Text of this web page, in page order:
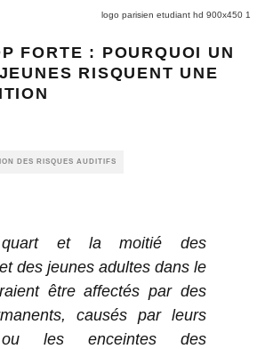
logo parisien etudiant hd 900x450 1
FORTE : POURQUOI UN
RISQUENT UNE
DES RISQUES AUDITIFS
et la moitié des
des jeunes adultes dans le
être affectés par des
causés par leurs
ou les enceintes des